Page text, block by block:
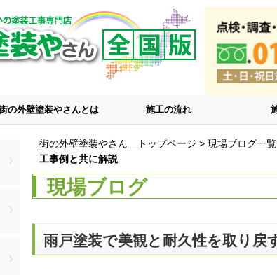
の外壁塗装やさんとは 施工の流れ
街の外壁塗装やさん トップページ > 現場ブログ一覧
工事例と共に解説
現場ブログ
雨戸塗装で美観と耐久性を取り戻